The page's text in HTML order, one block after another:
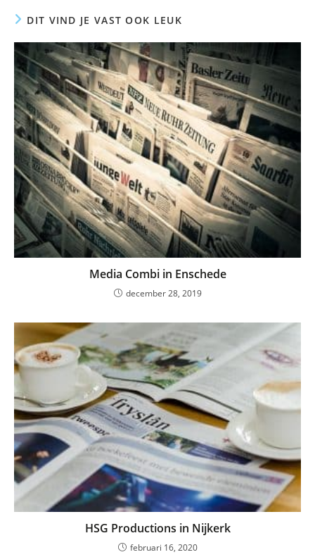
DIT VIND JE VAST OOK LEUK
Media Combi in Enschede
december 28, 2019
HSG Productions in Nijkerk
februari 16, 2020